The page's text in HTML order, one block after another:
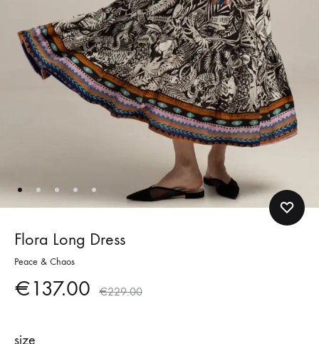
Flora Long Dress
Peace & Chaos
€137.00 €229.00
size